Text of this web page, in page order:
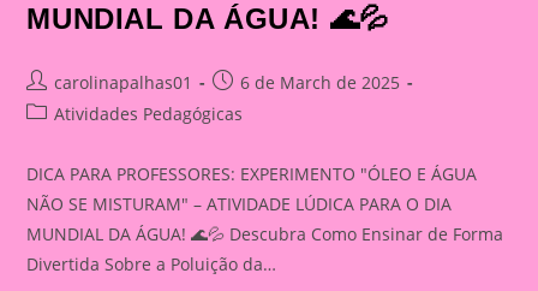
MUNDIAL DA ÁGUA! 🌊💦
Post
author:
carolinapalhas01
Post
published:
6 de March de 2025
PostAtividades Pedagógicas
DICA PARA PROFESSORES: EXPERIMENTO "ÓLEO E ÁGUA
NÃO SE MISTURAM" – ATIVIDADE LÚDICA PARA O DIA
MUNDIAL DA ÁGUA! 🌊💦 Descubra Como Ensinar de Forma
Divertida Sobre a Poluição da…